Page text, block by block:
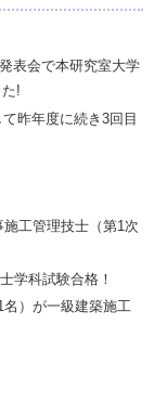
表会で本研究室大学
!
度に続き3回目
工管理技士（第1次
学科試験合格！
）が一級建築施工